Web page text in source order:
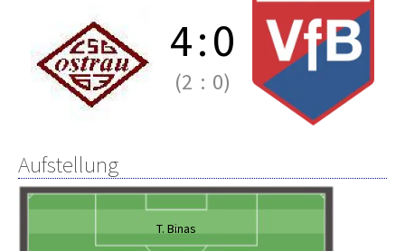
4:0
(2 : 0)
Aufstellung
T. Binas